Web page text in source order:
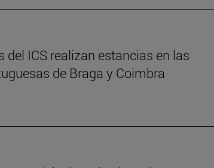
del ICS realizan estancias en las
de Braga y Coimbra